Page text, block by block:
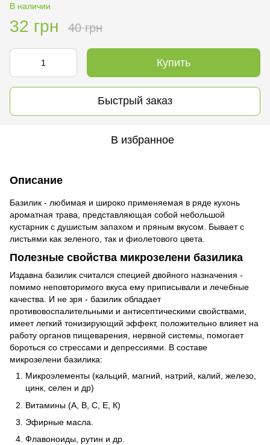
В наличии
32 грн 40 грн
Купить
Быстрый заказ
В избранное
Описание
Базилик - любимая и широко применяемая в ряде кухонь
ароматная трава, представляющая собой небольшой
кустарник с душистым запахом и пряным вкусом. Бывает с
листьями как зеленого, так и фиолетового цвета.
Полезные свойства микрозелени базилика
Издавна базилик считался специей двойного назначения -
помимо неповторимого вкуса ему приписывали и лечебные
качества. И не зря - базилик обладает
противовоспалительными и антисептическими свойствами,
имеет легкий тонизирующий эффект, положительно влияет на
работу органов пищеварения, нервной системы, помогает
бороться со стрессами и депрессиями. В составе
микрозелени базилика:
Микроэлементы (кальций, магний, натрий, калий, железо,
цинк, селен и др)
Витамины (А, B, С, Е, К)
Эфирные масла.
Флавоноиды, рутин и др.